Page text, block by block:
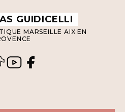
GUIDICELLI
MARSEILLE AIX EN